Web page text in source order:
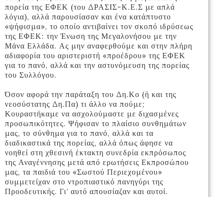
πορεία της ΕΦΕΚ (του ΔΡΑΣΙΣ-Κ.Ε.Σ με απλά
λόγια), αλλά παρουσίασαν και ένα κατάπτυστο
«ψήφισμα», το οποίο αντιβαίνει τον σκοπό ιδρύσεως
της ΕΦΕΚ: την Ένωση της Μεγαλονήσου με την
Μάνα Ελλάδα. Ας μην αναφερθούμε και στην πλήρη
αδιαφορία του αριστεριστή «προέδρου» της ΕΦΕΚ
για το πανό, αλλά και την αστυνόμευση της πορείας
του Συλλόγου.
Όσον αφορά την παράταξη του Δη.Κο (ή και της
νεοσύστατης Δη.Πα) τι άλλο να πούμε;
Κουραστήκαμε να ασχολούμαστε με διχασμένες
προσωπικότητες. Ψήφισαν το πλαίσιο συνθημάτων
μας, το σύνθημα για το πανό, αλλά και τα
διαδικαστικά της πορείας, αλλά όπως άφησε να
νοηθεί στη χθεσινή έκτακτη συνεδρία εκπρόσωπος
της Αναγέννησης μετά από ερωτήσεις Εκπροσώπου
μας, τα παιδιά του «Σωστού Περιεχομένου»
συμμετείχαν στο ντροπιαστικό πανηγύρι της
Προοδευτικής. Γι’ αυτό απουσίαζαν και αυτοί.